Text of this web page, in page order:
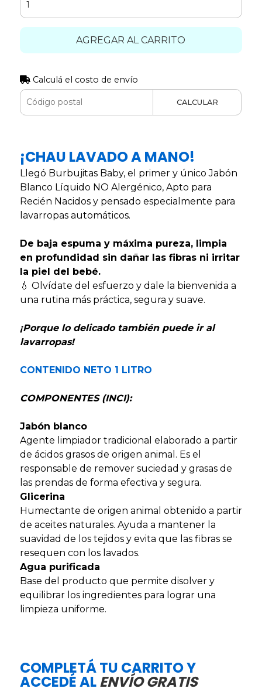
AGREGAR AL CARRITO
Calculá el costo de envío
CALCULAR
¡CHAU LAVADO A MANO!
Llegó Burbujitas Baby, el primer y único Jabón
Blanco Líquido NO Alergénico, Apto para
Recién Nacidos y pensado especialmente para
lavarropas automáticos.
De baja espuma y máxima pureza, limpia
en profundidad sin dañar las fibras ni irritar
la piel del bebé.
💧 Olvídate del esfuerzo y dale la bienvenida a
una rutina más práctica, segura y suave.
¡Porque lo delicado también puede ir al
lavarropas!
CONTENIDO NETO 1 LITRO
COMPONENTES (INCI):
Jabón blanco
Agente limpiador tradicional elaborado a partir
de ácidos grasos de origen animal. Es el
responsable de remover suciedad y grasas de
las prendas de forma efectiva y segura.
Glicerina
Humectante de origen animal obtenido a partir
de aceites naturales. Ayuda a mantener la
suavidad de los tejidos y evita que las fibras se
resequen con los lavados.
Agua purificada
Base del producto que permite disolver y
equilibrar los ingredientes para lograr una
limpieza uniforme.
COMPLETÁ TU CARRITO Y
ACCEDÉ ALENVÍO GRATIS